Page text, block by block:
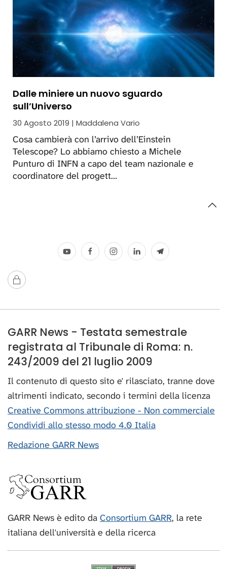
Dalle miniere un nuovo sguardo
sull’Universo
30 Agosto 2019 | Maddalena Vario
Cosa cambierà con l’arrivo dell’Einstein
Telescope? Lo abbiamo chiesto a Michele
Punturo di INFN a capo del team nazionale e
coordinatore del progett…
GARR News - Testata semestrale
registrata al Tribunale di Roma: n.
243/2009 del 21 luglio 2009
Il contenuto di questo sito e' rilasciato, tranne dove
altrimenti indicato, secondo i termini della licenza
Creative Commons attribuzione - Non commerciale
Condividi allo stesso modo 4.0 Italia
Redazione GARR News
GARR News è edito da Consortium GARR, la rete
italiana dell'università e della ricerca